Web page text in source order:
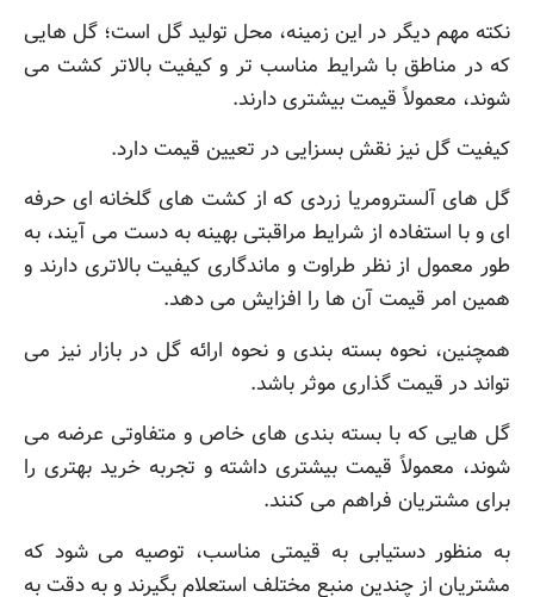
نکته مهم دیگر در این زمینه، محل تولید گل است؛ گل هایی
که در مناطق با شرایط مناسب تر و کیفیت بالاتر کشت می
شوند، معمولاً قیمت بیشتری دارند.
کیفیت گل نیز نقش بسزایی در تعیین قیمت دارد.
گل های آلسترومریا زردی که از کشت های گلخانه ای حرفه
ای و با استفاده از شرایط مراقبتی بهینه به دست می آیند، به
طور معمول از نظر طراوت و ماندگاری کیفیت بالاتری دارند و
همین امر قیمت آن ها را افزایش می دهد.
همچنین، نحوه بسته بندی و نحوه ارائه گل در بازار نیز می
تواند در قیمت گذاری موثر باشد.
گل هایی که با بسته بندی های خاص و متفاوتی عرضه می
شوند، معمولاً قیمت بیشتری داشته و تجربه خرید بهتری را
برای مشتریان فراهم می کنند.
به منظور دستیابی به قیمتی مناسب، توصیه می شود که
مشتریان از چندین منبع مختلف استعلام بگیرند و به دقت به